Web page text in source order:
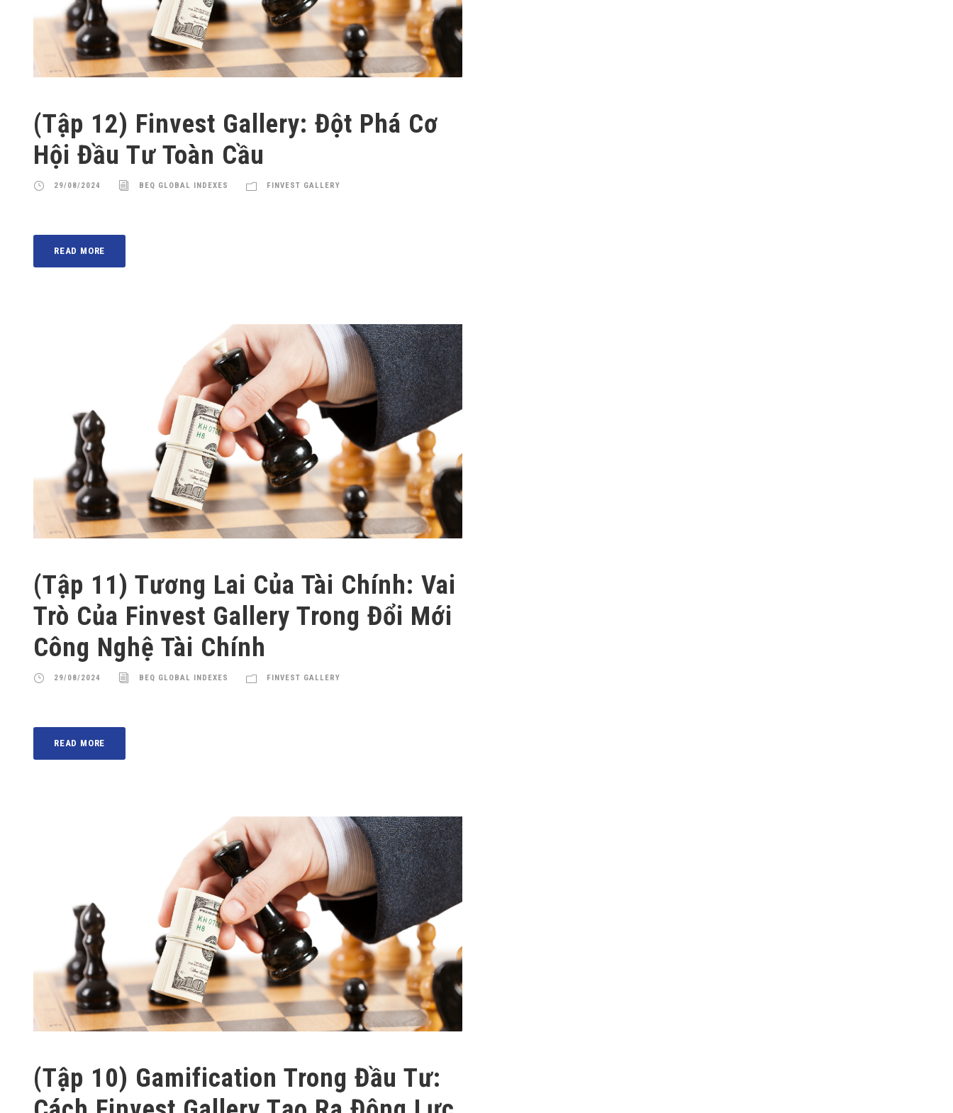
(Tập 12) Finvest Gallery: Đột Phá Cơ
Hội Đầu Tư Toàn Cầu
29/08/2024 BEQ GLOBAL INDEXES FINVEST GALLERY
READ MORE
(Tập 11) Tương Lai Của Tài Chính: Vai
Trò Của Finvest Gallery Trong Đổi Mới
Công Nghệ Tài Chính
29/08/2024 BEQ GLOBAL INDEXES FINVEST GALLERY
READ MORE
(Tập 10) Gamification Trong Đầu Tư: